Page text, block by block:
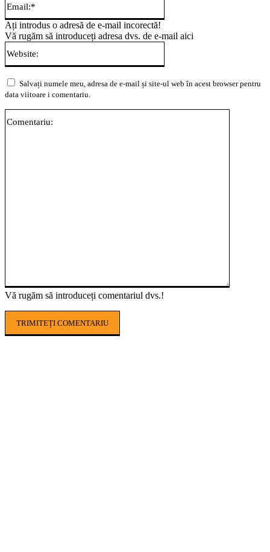
Vă rugăm să introduceți comentariul dvs.!
Ați introdus o adresă de e-mail incorectă!
Vă rugăm să introduceți adresa dvs. de e-mail aici
Salvați numele meu, adresa de e-mail și site-ul web în acest browser pentru
data viitoare i comentariu.